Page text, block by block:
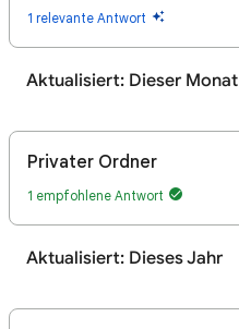
1 relevante Antwort
Aktualisiert: Dieser Monat
Privater Ordner
1 empfohlene Antwort
Aktualisiert: Dieses Jahr